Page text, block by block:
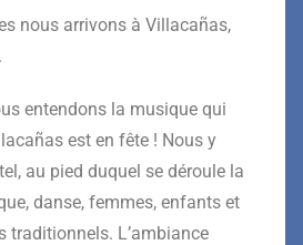
nous arrivons à Villacañas,
entendons la musique qui
est en fête ! Nous y
au pied duquel se déroule la
danse, femmes, enfants et
traditionnels. L’ambiance